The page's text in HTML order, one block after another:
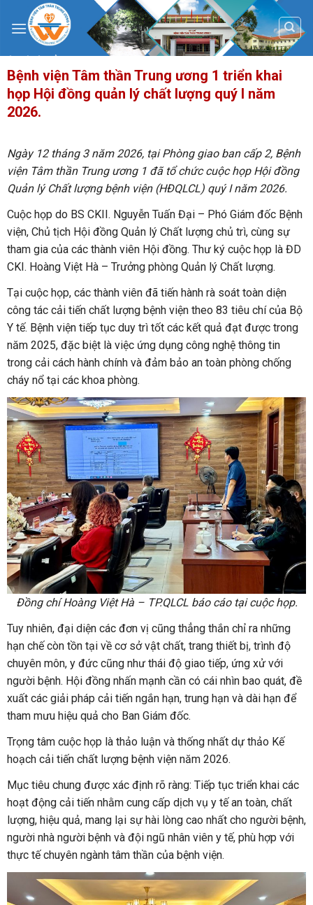
content
Bệnh viện Tâm thần Trung ương 1 triển khai
họp Hội đồng quản lý chất lượng quý I năm
2026.
Ngày 12 tháng 3 năm 2026, tại Phòng giao ban cấp 2, Bệnh
viện Tâm thần Trung ương 1 đã tổ chức cuộc họp Hội đồng
Quản lý Chất lượng bệnh viện (HĐQLCL) quý I năm 2026.
Cuộc họp do BS CKII. Nguyễn Tuấn Đại – Phó Giám đốc Bệnh
viện, Chủ tịch Hội đồng Quản lý Chất lượng chủ trì, cùng sự
tham gia của các thành viên Hội đồng. Thư ký cuộc họp là ĐD
CKI. Hoàng Việt Hà – Trưởng phòng Quản lý Chất lượng.
Tại cuộc họp, các thành viên đã tiến hành rà soát toàn diện
công tác cải tiến chất lượng bệnh viện theo 83 tiêu chí của Bộ
Y tế. Bệnh viện tiếp tục duy trì tốt các kết quả đạt được trong
năm 2025, đặc biệt là việc ứng dụng công nghệ thông tin
trong cải cách hành chính và đảm bảo an toàn phòng chống
cháy nổ tại các khoa phòng.
Đồng chí Hoàng Việt Hà – TP.QLCL báo cáo tại cuộc họp.
Tuy nhiên, đại diện các đơn vị cũng thẳng thắn chỉ ra những
hạn chế còn tồn tại về cơ sở vật chất, trang thiết bị, trình độ
chuyên môn, y đức cũng như thái độ giao tiếp, ứng xử với
người bệnh. Hội đồng nhấn mạnh cần có cái nhìn bao quát, đề
xuất các giải pháp cải tiến ngắn hạn, trung hạn và dài hạn để
tham mưu hiệu quả cho Ban Giám đốc.
Trọng tâm cuộc họp là thảo luận và thống nhất dự thảo Kế
hoạch cải tiến chất lượng bệnh viện năm 2026.
Mục tiêu chung được xác định rõ ràng: Tiếp tục triển khai các
hoạt động cải tiến nhằm cung cấp dịch vụ y tế an toàn, chất
lượng, hiệu quả, mang lại sự hài lòng cao nhất cho người bệnh,
người nhà người bệnh và đội ngũ nhân viên y tế, phù hợp với
thực tế chuyên ngành tâm thần của bệnh viện.